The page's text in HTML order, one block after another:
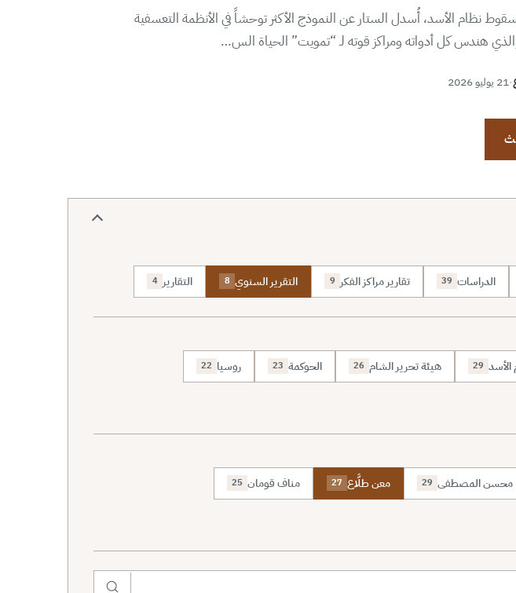
نظام الأسد، أُسدل الستار عن النموذج الأكثر توحشاً في الأنظمة التعسفية
والذي هندس كل أدواته ومراكز قوته لـ “تمويت” الحياة الس…
·21 يوليو 2026
الدراسات 39 تقارير مراكز الفكر 9 التقرير السنوي 8 التقارير 4
الأسد 29 هيئة تحرير الشام 26 الحوكمة 23 روسيا 22
محسن المصطفى 29 معن طلَّاع 27 مناف قومان 25